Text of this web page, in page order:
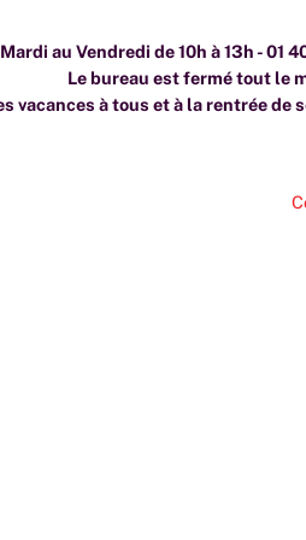
au Vendredi de 10h à 13h - 01
Le bureau est fermé tout le
vacances à tous et à la rentrée de